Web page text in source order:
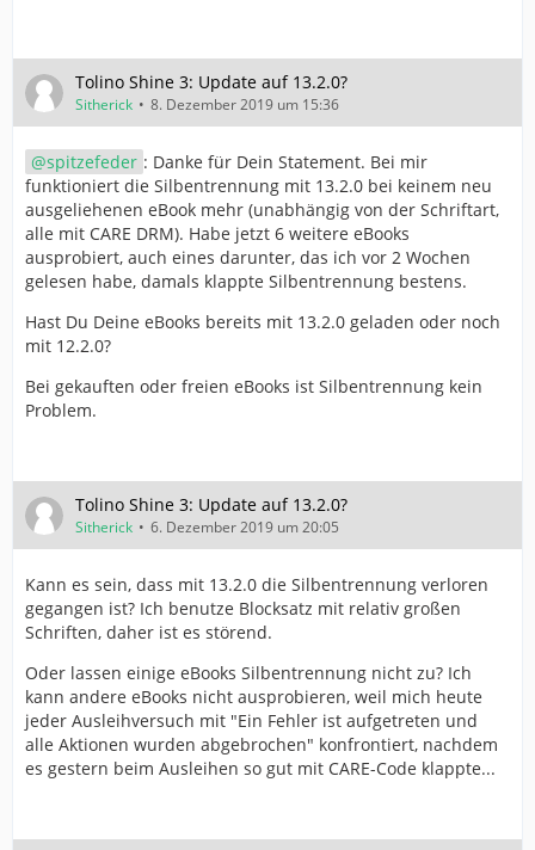
Tolino Shine 3: Update auf 13.2.0?
Sitherick 8. Dezember 2019 um 15:36
spitzefeder : Danke für Dein Statement. Bei mir
funktioniert die Silbentrennung mit 13.2.0 bei keinem neu
ausgeliehenen eBook mehr (unabhängig von der Schriftart,
alle mit CARE DRM). Habe jetzt 6 weitere eBooks
ausprobiert, auch eines darunter, das ich vor 2 Wochen
gelesen habe, damals klappte Silbentrennung bestens.
Hast Du Deine eBooks bereits mit 13.2.0 geladen oder noch
mit 12.2.0?
Bei gekauften oder freien eBooks ist Silbentrennung kein
Problem.
Tolino Shine 3: Update auf 13.2.0?
Sitherick 6. Dezember 2019 um 20:05
Kann es sein, dass mit 13.2.0 die Silbentrennung verloren
gegangen ist? Ich benutze Blocksatz mit relativ großen
Schriften, daher ist es störend.
Oder lassen einige eBooks Silbentrennung nicht zu? Ich
kann andere eBooks nicht ausprobieren, weil mich heute
jeder Ausleihversuch mit "Ein Fehler ist aufgetreten und
alle Aktionen wurden abgebrochen" konfrontiert, nachdem
es gestern beim Ausleihen so gut mit CARE-Code klappte...